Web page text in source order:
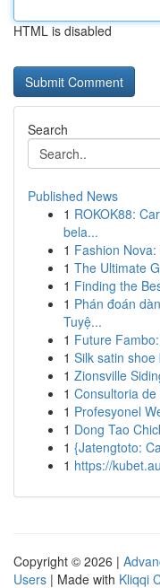
HTML is disabled
Search
Published News
1 ROKOK88:
bela...
1 Fashion
1 The Ultimate
1 Finding the
1 Phán đoán
Tuyệ...
1 Future
1 Silk satin
1 Zionsville
1 Consultoria
1 Profesyonel
1 Dong Tao
1 {Jatengtoto:
1 https://
Copyright © 2026 |
Users | Made with Kliqqi